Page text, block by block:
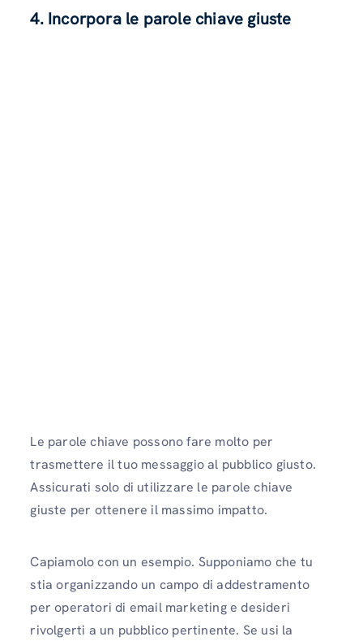
4. Incorpora le parole chiave giuste
Le parole chiave possono fare molto per
trasmettere il tuo messaggio al pubblico giusto.
Assicurati solo di utilizzare le parole chiave
giuste per ottenere il massimo impatto.
Capiamolo con un esempio. Supponiamo che tu
stia organizzando un campo di addestramento
per operatori di email marketing e desideri
rivolgerti a un pubblico pertinente. Se usi la